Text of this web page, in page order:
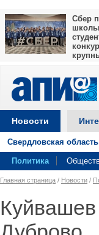
Сбер
Новости
Свердловская область
Политика
Главная страница / Новости /